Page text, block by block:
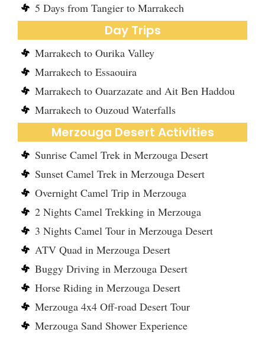
5 Days from Tangier to Marrakech
Day Trips
Marrakech to Ourika Valley
Marrakech to Essaouira
Marrakech to Ouarzazate and Ait Ben Haddou
Marrakech to Ouzoud Waterfalls
Merzouga Desert Activities
Sunrise Camel Trek in Merzouga Desert
Sunset Camel Trek in Merzouga Desert
Overnight Camel Trip in Merzouga
2 Nights Camel Trekking in Merzouga
3 Nights Camel Tour in Merzouga Desert
ATV Quad in Merzouga Desert
Buggy Driving in Merzouga Desert
Horse Riding in Merzouga Desert
Merzouga 4x4 Off-road Desert Tour
Merzouga Sand Shower Experience